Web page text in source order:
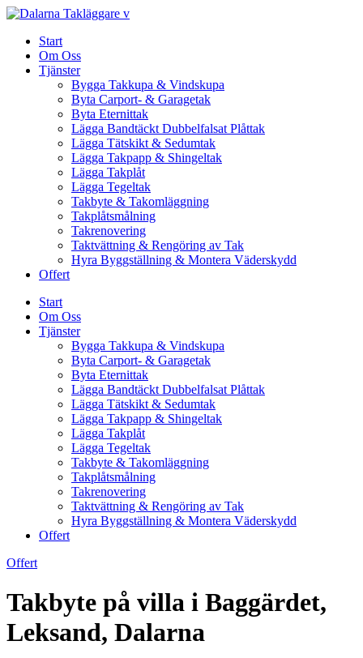
Skip
contentStart
Om Oss
Tjänster
Bygga Takkupa & Vindskupa
Byta Carport- & Garagetak
Byta Eternittak
Lägga Bandtäckt Dubbelfalsat Plåttak
Lägga Tätskikt & Sedumtak
Lägga Takpapp & Shingeltak
Lägga Takplåt
Lägga Tegeltak
Takbyte & Takomläggning
Takplåtsmålning
Takrenovering
Taktvättning & Rengöring av Tak
Hyra Byggställning & Montera Väderskydd
Offert
Start
Om Oss
Tjänster
Bygga Takkupa & Vindskupa
Byta Carport- & Garagetak
Byta Eternittak
Lägga Bandtäckt Dubbelfalsat Plåttak
Lägga Tätskikt & Sedumtak
Lägga Takpapp & Shingeltak
Lägga Takplåt
Lägga Tegeltak
Takbyte & Takomläggning
Takplåtsmålning
Takrenovering
Taktvättning & Rengöring av Tak
Hyra Byggställning & Montera Väderskydd
Offert
Offert
Takbyte på villa i Baggärdet,
Leksand, Dalarna